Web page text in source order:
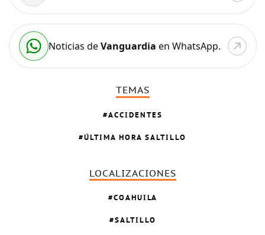
Noticias deVanguardia en WhatsApp.
TEMAS
ACCIDENTES
ÚLTIMA HORA SALTILLO
LOCALIZACIONES
COAHUILA
SALTILLO